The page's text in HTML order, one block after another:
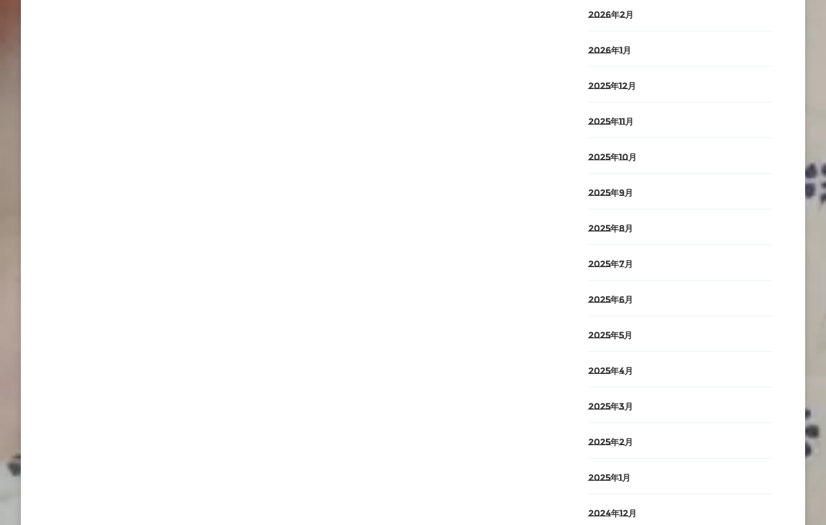
2026年2月
2026年1月
2025年12月
2025年11月
2025年10月
2025年9月
2025年8月
2025年7月
2025年6月
2025年5月
2025年4月
2025年3月
2025年2月
2025年1月
2024年12月